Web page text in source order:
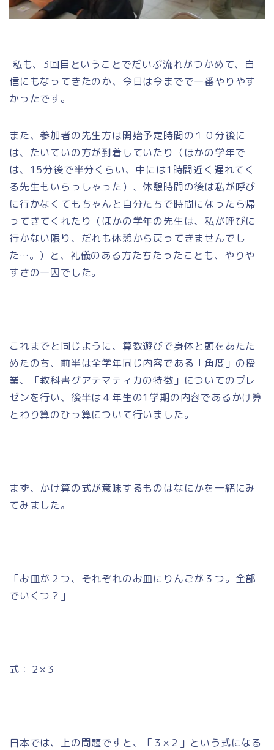
私も、3回目ということでだいぶ流れがつかめて、自
信にもなってきたのか、今日は今までで一番やりやす
かったです。
また、参加者の先生方は開始予定時間の１０分後に
は、たいていの方が到着していたり（ほかの学年で
は、15分後で半分くらい、中には1時間近く遅れてく
る先生もいらっしゃった）、休憩時間の後は私が呼び
に行かなくてもちゃんと自分たちで時間になったら帰
ってきてくれたり（ほかの学年の先生は、私が呼びに
行かない限り、だれも休憩から戻ってきませんでし
た…。）と、礼儀のある方たちたったことも、やりや
すさの一因でした。
これまでと同じように、算数遊びで身体と頭をあたた
めたのち、前半は全学年同じ内容である「角度」の授
業、「教科書グアテマティカの特徴」についてのプレ
ゼンを行い、後半は４年生の1学期の内容であるかけ算
とわり算のひっ算について行いました。
まず、かけ算の式が意味するものはなにかを一緒にみ
てみました。
「お皿が２つ、それぞれのお皿にりんごが３つ。全部
でいくつ？」
式：２×３
日本では、上の問題ですと、「３×２」という式になる